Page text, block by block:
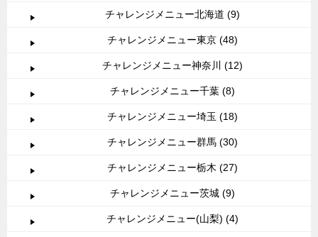
チャレンジメニュー北海道 (9)
チャレンジメニュー東京 (48)
チャレンジメニュー神奈川 (12)
チャレンジメニュー千葉 (8)
チャレンジメニュー埼玉 (18)
チャレンジメニュー群馬 (30)
チャレンジメニュー栃木 (27)
チャレンジメニュー茨城 (9)
チャレンジメニュー(山梨) (4)